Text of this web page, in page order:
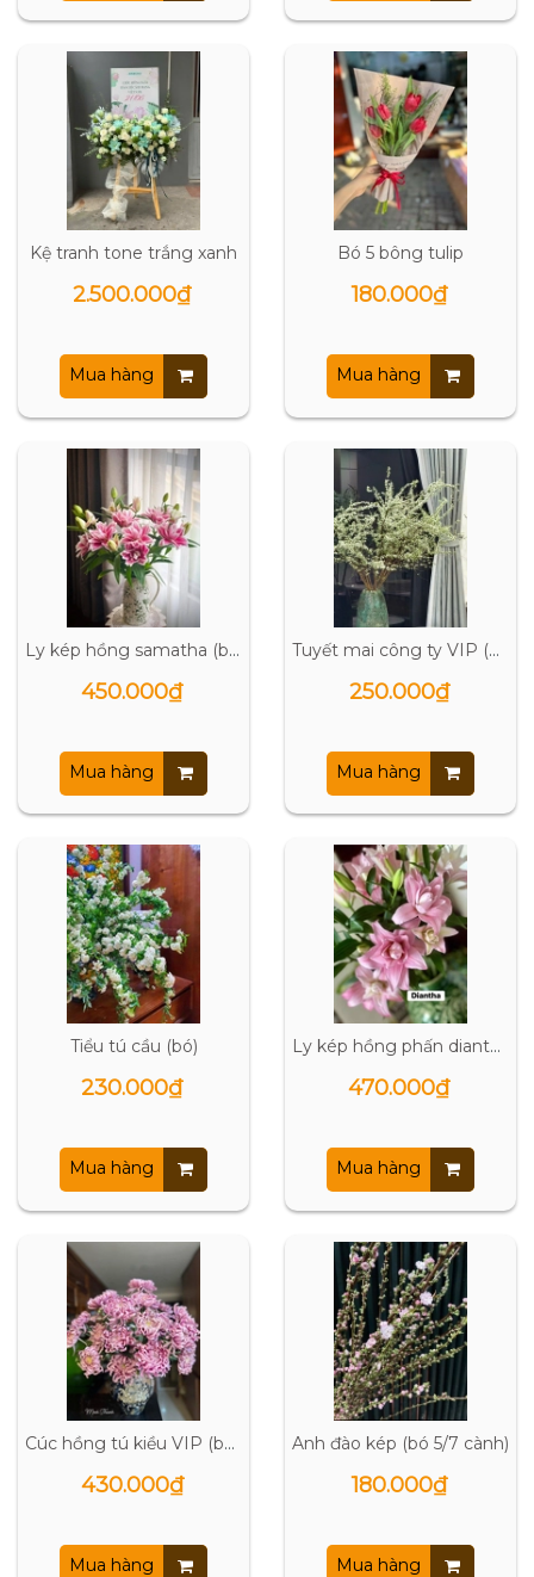
Kệ tranh tone trắng xanh
2.500.000₫
Mua hàng
Bó 5 bông tulip
180.000₫
Mua hàng
Ly kép hồng samatha (bó 5 cành 4-5 tai)
450.000₫
Mua hàng
Tuyết mai công ty VIP (bó 4-6 cành)
250.000₫
Mua hàng
Tiểu tú cầu (bó)
230.000₫
Mua hàng
Ly kép hồng phấn diantha (bó 5 cành 3-4 tai)
470.000₫
Mua hàng
Cúc hồng tú kiều VIP (bó 10 bông)
430.000₫
Mua hàng
Anh đào kép (bó 5/7 cành)
180.000₫
Mua hàng